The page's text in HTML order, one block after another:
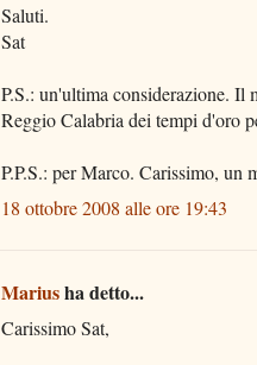
Saluti.
Sat
P.S.: un'ultima considerazione.
Reggio Calabria dei tempi d'oro
P.P.S.: per Marco. Carissimo,
18 ottobre 2008 alle ore 19:43
Mariusha detto...
Carissimo Sat,